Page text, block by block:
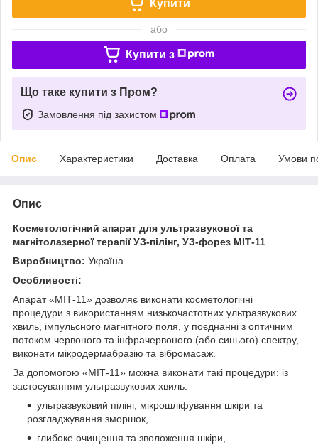
Купити
або
Купити з
Що таке купити з Пром?
Замовлення під захистом
Опис Характеристики Доставка Оплата Умови
Опис
Косметологічний апарат для ультразвукової та
магнітолазерної терапії УЗ-пілінг, УЗ-форез МІТ-11
Виробництво: Україна
Особливості:
Апарат «МІТ-11» дозволяє виконати косметологічні
процедури з використанням низькочастотних ультразвукових
хвиль, імпульсного магнітного поля, у поєднанні з оптичним
потоком червоного та інфрачервоного (або синього) спектру,
виконати мікродермабразію та вібромасаж.
За допомогою «МІТ-11» можна виконати такі процедури: із
застосуванням ультразвукових хвиль:
ультразвуковий пілінг, мікрошліфування шкіри та
розгладжування зморшок,
глибоке очищення та зволоження шкіри,